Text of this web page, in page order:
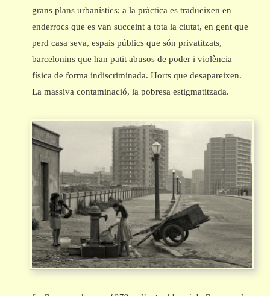
grans plans urbanístics; a la pràctica es tradueixen en
enderrocs que es van succeint a tota la ciutat, en gent que
perd casa seva, espais públics que són privatitzats,
barcelonins que han patit abusos de poder i violència
física de forma indiscriminada. Horts que desapareixen.
La massiva contaminació, la pobresa estigmatitzada.